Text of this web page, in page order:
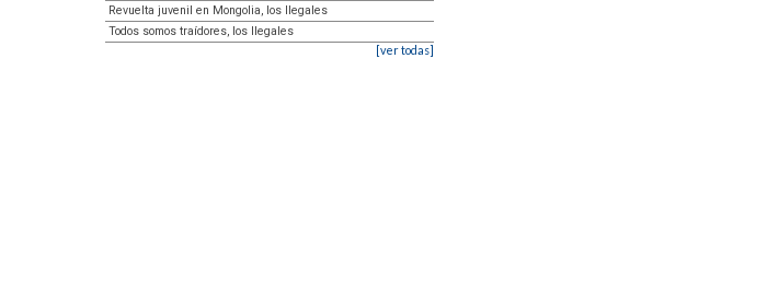
Revuelta juvenil en Mongolia, los Ilegales
Todos somos traídores, los Ilegales
[ver todas]